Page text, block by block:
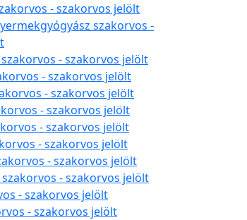
- szakorvos jelölt
szakorvos -
- szakorvos jelölt
- szakorvos jelölt
- szakorvos jelölt
- szakorvos jelölt
- szakorvos jelölt
- szakorvos jelölt
- szakorvos jelölt
- szakorvos jelölt
- szakorvos jelölt
- szakorvos jelölt